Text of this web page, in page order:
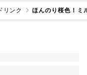
リンク ほんのり桜色！ミ